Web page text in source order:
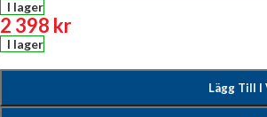
I lager
2 398 kr
I lager
Lägg Till I